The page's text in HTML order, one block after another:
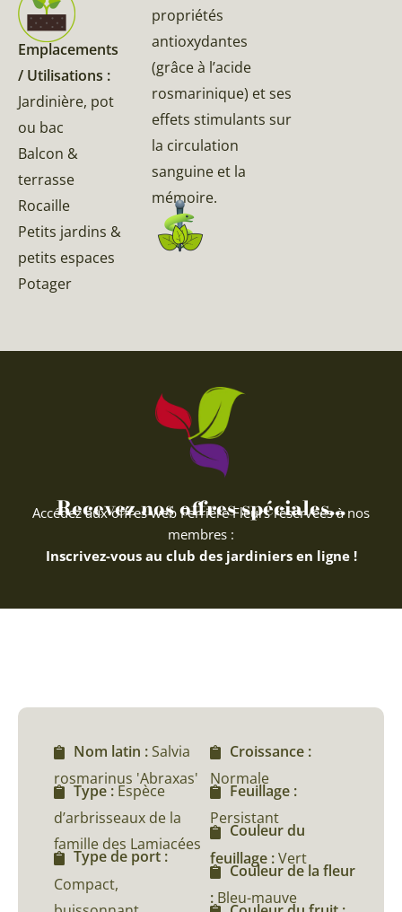
Emplacements
/ Utilisations :
Jardinière, pot
ou bac
Balcon &
terrasse
Rocaille
Petits jardins &
petits espaces
Potager
propriétés
antioxydantes
(grâce à l’acide
rosmarinique) et ses
effets stimulants sur
la circulation
sanguine et la
mémoire.
Recevez nos offres spéciales...
Accédez aux offres web Ferriere Fleurs réservées à nos
membres :
Inscrivez-vous au club des jardiniers en ligne !
Nom latin :Salvia
rosmarinus 'Abraxas'
Type : Espèce
d’arbrisseaux de la
famille des Lamiacées
Type de port :
Compact,
Croissance :
Normale
Feuillage :
Persistant
Couleur du
feuillage :Vert
Couleur de la fleur
: Bleu-mauve